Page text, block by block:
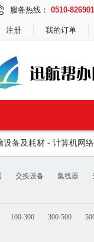
服务热线： 0510-
注册 我的订单
设备及耗材 - 计算机网
交换设备 集线器
100-300 300-500